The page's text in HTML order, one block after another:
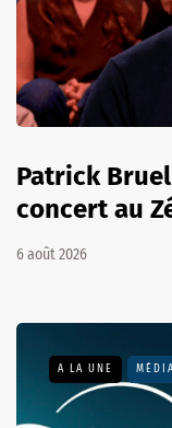
Patrick
concert au
6 août 2026
A LA UNE